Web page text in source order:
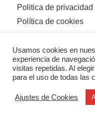
Politica de privacidad
Política de cookies
Editorial Experimenta
Equipo
Con el apoyo de:
Usamos cookies en
experiencia de
visitas repetidas. Al
para el uso de todas las
Ajustes de Cookies